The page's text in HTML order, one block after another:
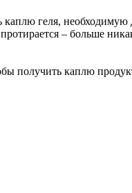
геля,
– больше
получить каплю